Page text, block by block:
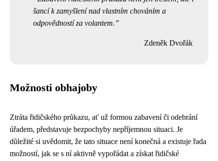
šancí k zamyšlení nad vlastním chováním a
odpovědností za volantem.
Zdeněk Dvořák
Možnosti obhajoby
Ztráta řidičského průkazu, ať už formou zabavení či odebrání
úřadem, představuje bezpochyby nepříjemnou situaci. Je
důležité si uvědomit, že tato situace není konečná a existuje řada
možností, jak se s ní aktivně vypořádat a získat řidičské